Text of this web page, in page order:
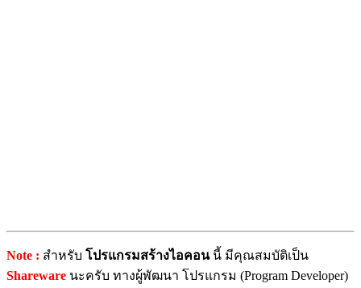
Note : สำหรับ โปรแกรมสร้างไอคอน นี้ มีคุณสมบัติเป็น
Shareware นะครับ ทางผู้พัฒนา โปรแกรม (Program Developer)